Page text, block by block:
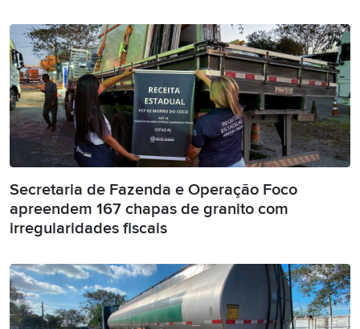
Secretaria de Fazenda e Operação Foco
apreendem 167 chapas de granito com
irregularidades fiscais